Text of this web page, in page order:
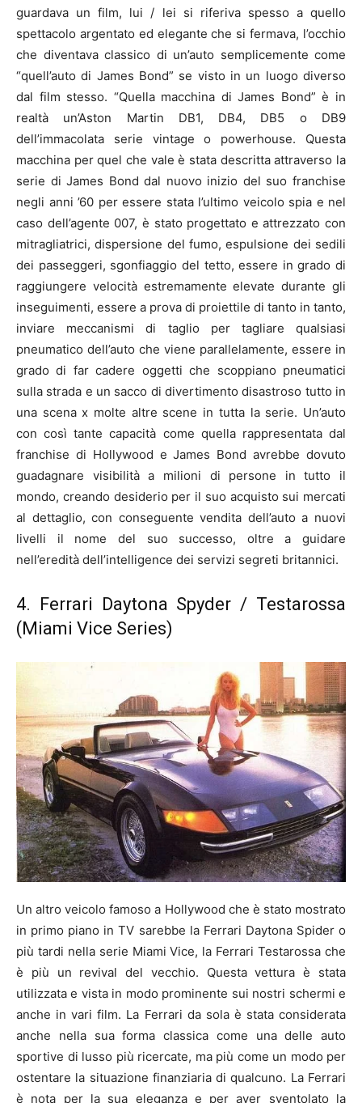
guardava un film, lui / lei si riferiva spesso a quello
spettacolo argentato ed elegante che si fermava, l’occhio
che diventava classico di un’auto semplicemente come
“quell’auto di James Bond” se visto in un luogo diverso
dal film stesso. “Quella macchina di James Bond” è in
realtà un’Aston Martin DB1, DB4, DB5 o DB9
dell’immacolata serie vintage o powerhouse. Questa
macchina per quel che vale è stata descritta attraverso la
serie di James Bond dal nuovo inizio del suo franchise
negli anni ’60 per essere stata l’ultimo veicolo spia e nel
caso dell’agente 007, è stato progettato e attrezzato con
mitragliatrici, dispersione del fumo, espulsione dei sedili
dei passeggeri, sgonfiaggio del tetto, essere in grado di
raggiungere velocità estremamente elevate durante gli
inseguimenti, essere a prova di proiettile di tanto in tanto,
inviare meccanismi di taglio per tagliare qualsiasi
pneumatico dell’auto che viene parallelamente, essere in
grado di far cadere oggetti che scoppiano pneumatici
sulla strada e un sacco di divertimento disastroso tutto in
una scena x molte altre scene in tutta la serie. Un’auto
con così tante capacità come quella rappresentata dal
franchise di Hollywood e James Bond avrebbe dovuto
guadagnare visibilità a milioni di persone in tutto il
mondo, creando desiderio per il suo acquisto sui mercati
al dettaglio, con conseguente vendita dell’auto a nuovi
livelli il nome del suo successo, oltre a guidare
nell’eredità dell’intelligence dei servizi segreti britannici.
4. Ferrari Daytona Spyder / Testarossa
(Miami Vice Series)
Un altro veicolo famoso a Hollywood che è stato mostrato
in primo piano in TV sarebbe la Ferrari Daytona Spider o
più tardi nella serie Miami Vice, la Ferrari Testarossa che
è più un revival del vecchio. Questa vettura è stata
utilizzata e vista in modo prominente sui nostri schermi e
anche in vari film. La Ferrari da sola è stata considerata
anche nella sua forma classica come una delle auto
sportive di lusso più ricercate, ma più come un modo per
ostentare la situazione finanziaria di qualcuno. La Ferrari
è nota per la sua eleganza e per aver sventolato la